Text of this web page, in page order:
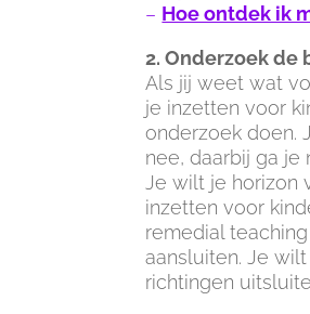
– Hoe ontdek ik
2. Onderzoek de
Als jij weet wat
je inzetten voor
onderzoek doen.
nee, daarbij ga je
Je wilt je horizon
inzetten voor
remedial
aansluiten. Je
richtingen